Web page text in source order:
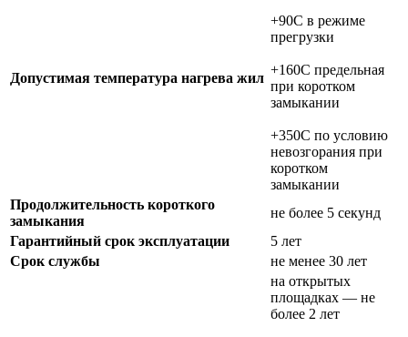
Допустимая температура нагрева жил
+90C в режиме
прегрузки
+160C предельная
при коротком
замыкании
+350C по условию
невозгорания при
коротком
замыкании
Продолжительность короткого
замыкания
не более 5 секунд
Гарантийный срок эксплуатации
5 лет
Срок службы
не менее 30 лет
на открытых
площадках — не
более 2 лет